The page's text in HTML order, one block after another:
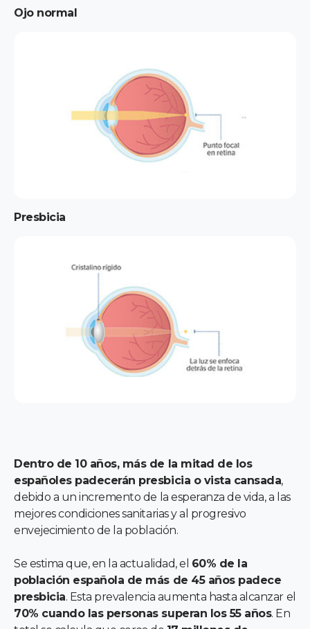
Ojo normal
Presbicia
Dentro de 10 años, más de la mitad de los
españoles padecerán presbicia o vista cansada,
debido a un incremento de la esperanza de vida, a las
mejores condiciones sanitarias y al progresivo
envejecimiento de la población.
Se estima que, en la actualidad, el 60% de la
población española de más de 45 años padece
presbicia. Esta prevalencia aumenta hasta alcanzar el
70% cuando las personas superan los 55 años. En